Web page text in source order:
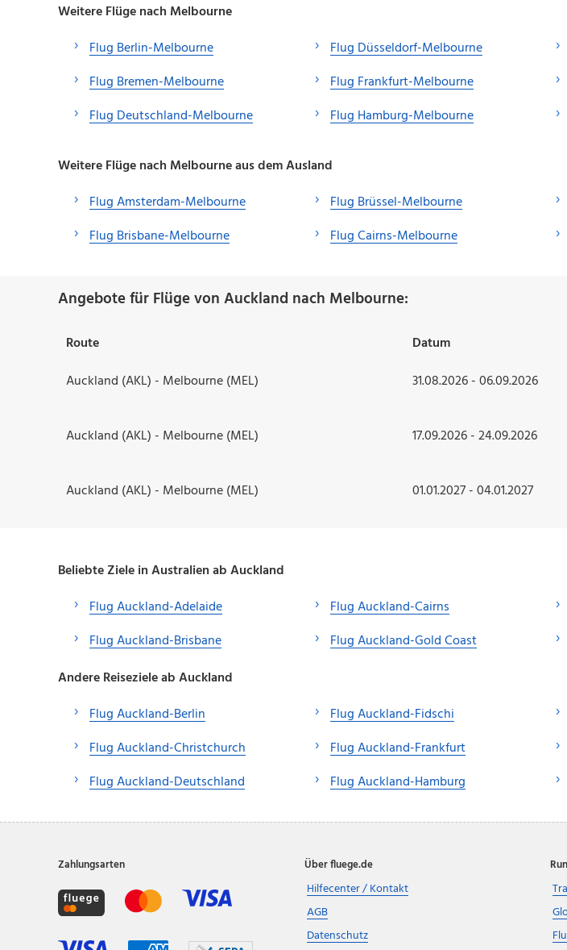
Weitere Flüge nach Melbourne
Flug Berlin-Melbourne
Flug Bremen-Melbourne
Flug Deutschland-Melbourne
Flug Düsseldorf-Melbourne
Flug Frankfurt-Melbourne
Flug Hamburg-Melbourne
Weitere Flüge nach Melbourne aus dem Ausland
Flug Amsterdam-Melbourne
Flug Brisbane-Melbourne
Flug Brüssel-Melbourne
Flug Cairns-Melbourne
Angebote für Flüge von Auckland nach Melbourne:
Route Datum
Auckland (AKL) - Melbourne (MEL)
31.08.2026 - 06.09.2026
Auckland (AKL) - Melbourne (MEL) 17.09.2026 - 24.09.2026
Auckland (AKL) - Melbourne (MEL) 01.01.2027 - 04.01.2027
Beliebte Ziele in Australien ab Auckland
Flug Auckland-Adelaide
Flug Auckland-Brisbane
Flug Auckland-Cairns
Flug Auckland-Gold Coast
Andere Reiseziele ab Auckland
Flug Auckland-Berlin
Flug Auckland-Christchurch
Flug Auckland-Deutschland
Flug Auckland-Fidschi
Flug Auckland-Frankfurt
Flug Auckland-Hamburg